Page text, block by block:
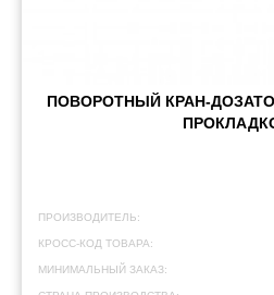
ПОВОРОТНЫЙ КРАН-
ПРОИЗВОДИТЕЛЬ:
КРОСС-КОД ТОВАРА:
МИНИМАЛЬНЫЙ ЗАКАЗ: